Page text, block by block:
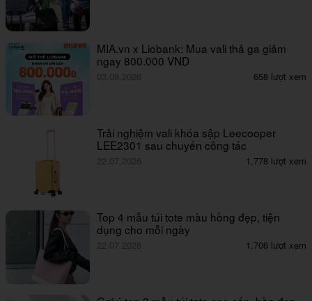
MIA.vn x Liobank: Mua vali thả ga giảm
ngay 800.000 VND
03.08.2026 658 lượt xem
Trải nghiệm vali khóa sập Leecooper
LEE2301 sau chuyến công tác
22.07.2026 1,778 lượt xem
Top 4 mẫu túi tote màu hồng đẹp, tiện
dụng cho mỗi ngày
22.07.2026 1,706 lượt xem